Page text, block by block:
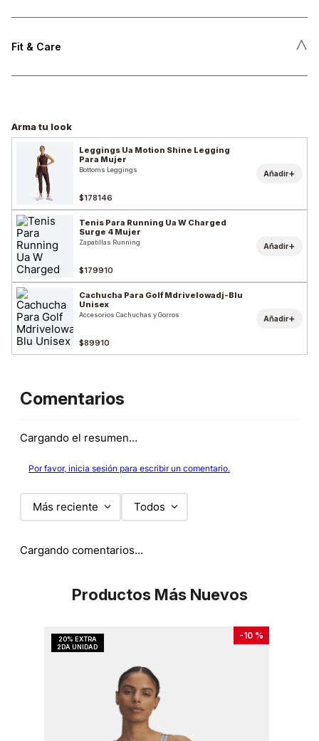
Fit & Care ˄
Arma tu look
Leggings Ua Motion Shine Legging
Para Mujer
Bottoms Leggings
$178146
Añadir+
Tenis Para Running Ua W Charged
Surge 4 Mujer
Zapatillas Running
$179910
Añadir+
Cachucha Para Golf Mdrivelowadj-Blu
Unisex
Accesorios Cachuchas y Gorros
$89910
Añadir+
Comentarios
Cargando el resumen…
Por favor, inicia sesión para escribir un comentario.
Más reciente Todos
Cargando comentarios…
Productos Más Nuevos
-10 %